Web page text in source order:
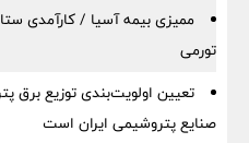
ممیزی بیمه آسیا / کارآمدی
تورمی
تعیین اولویت‌بندی توزیع برق
صنایع پتروشیمی ایران است